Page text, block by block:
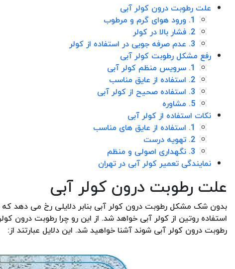
علت رطوبت درون کولر آبی
1. ورود هوای گرم و مرطوب
2. فشار بالا در کولر
3. عدم صرفه جویی در استفاده از کولر
رفع مشکل رطوبت کولر آبی
1. سرویس منظم کولر آبی
2. استفاده از عایق مناسب
3. استفاده صحیح از کولر آبی
5. مشاوره
نکات استفاده از کولر آبی
1. استفاده از عایق های مناسب
2. تهویه درست
3. نگهداری اصولی و منظم
نمایندگی تعمیر کولر آبی در تهران
علت رطوبت درون کولر آبی
بدون شک مشکل رطوبت درون کولر آبی بنابر دلایلی رخ می دهد که
استفاده روتین از کولر آبی خواهد شد. از این رو چرا رطوبت درون
رطوبت درون کولر آبی شوند آشنا خواهید شد. این دلایل عبارتند از: